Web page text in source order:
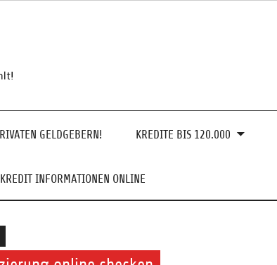
GELDGEBERN! KREDITE BIS 120.000
INFORMATIONEN ONLINE